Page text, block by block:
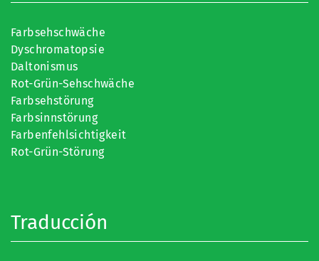
Farbsehschwäche
Dyschromatopsie
Daltonismus
Rot-Grün-Sehschwäche
Farbsehstörung
Farbsinnstörung
Farbenfehlsichtigkeit
Rot-Grün-Störung
Traducción